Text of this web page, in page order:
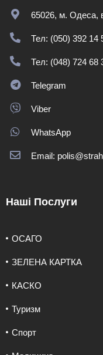
65026, м. Одеса,
Тел: (050) 392 14
Тел: (048) 724 68
Telegram
Viber
WhatsApp
Email:
Наші Послуги
ОСАГО
ЗЕЛЕНА КАРТКА
КАСКО
Туризм
Спорт